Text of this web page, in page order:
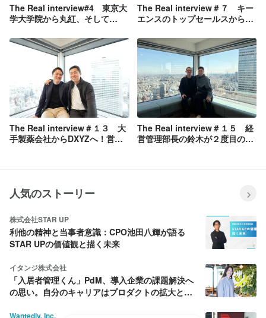
The Real interview#4 東京大
学大学院から丸紅、そして
と今後の展望
The Real interview＃７ キー
エンスのトップセールスから
深掘りした
The Real interview＃１３ 大
手製薬会社からDXYZへ！営業
The Real interview＃１５ 経
営管理部長の鈴木が２度目のオ
人気のストーリー
株式会社STAR UP
利他の精神と当事者意識：CPO池田八輝が語る
STAR UPの価値観と描く未来
イタンジ株式会社
「入居者管理くん」PdM、導入企業の課題解決へ
の思い。自分のキャリアはプロダクトの拡大と共